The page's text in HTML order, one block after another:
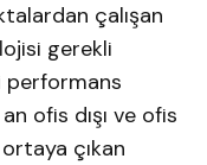
çalışan
gerekli
ofis dışı ve ofis
çıkan